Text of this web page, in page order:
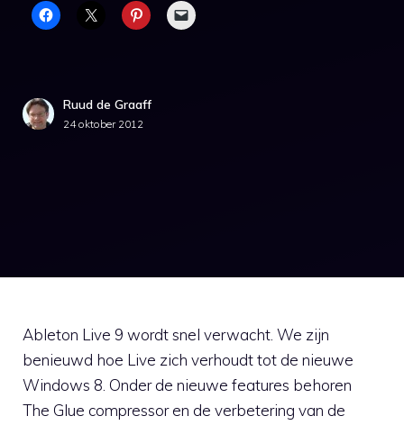
Ruud de Graaff
24 oktober 2012
Ableton Live 9 wordt snel verwacht. We zijn
benieuwd hoe Live zich verhoudt tot de nieuwe
Windows 8. Onder de nieuwe features behoren
The Glue compressor en de verbetering van de